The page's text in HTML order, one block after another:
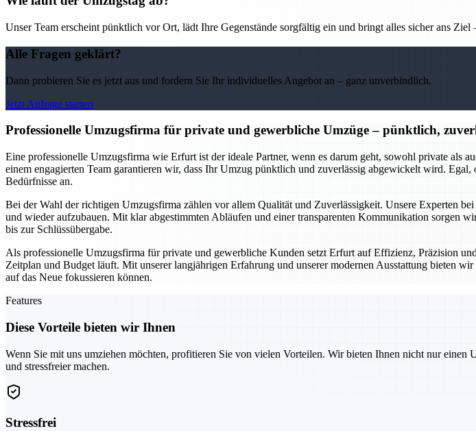
Unser Team erscheint pünktlich vor Ort, lädt Ihre Gegenstände sorgfältig ein und bringt alles sicher ans Ziel
Alle Fragen geklärt?
Dann probieren Sie es jetzt aus und fordern Sie Ihr individuelles Angebot an – ganz unverbindlich.
Jetzt Anfrage starten
Professionelle Umzugsfirma für private und gewerbliche Umzüge – pünktlich,
Eine professionelle Umzugsfirma wie Erfurt ist der ideale Partner, wenn es darum geht, sowohl private
einem engagierten Team garantieren wir, dass Ihr Umzug pünktlich und zuverlässig abgewickelt wird.
Bedürfnisse an.
Bei der Wahl der richtigen Umzugsfirma zählen vor allem Qualität und Zuverlässigkeit. Unsere Experten
und wieder aufzubauen. Mit klar abgestimmten Abläufen und einer transparenten Kommunikation sorgen
bis zur Schlüssübergabe.
Als professionelle Umzugsfirma für private und gewerbliche Kunden setzt Erfurt auf Effizienz, Präzision
Zeitplan und Budget läuft. Mit unserer langjährigen Erfahrung und unserer modernen Ausstattung bieten
auf das Neue fokussieren können.
Features
Diese Vorteile bieten wir Ihnen
Wenn Sie mit uns umziehen möchten, profitieren Sie von vielen Vorteilen. Wir bieten Ihnen nicht nur
und stressfreier machen.
Stressfrei